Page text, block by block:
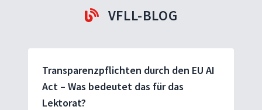
VFLL-BLOG
Transparenzpflichten durch den EU AI
Act – Was bedeutet das für das
Lektorat?